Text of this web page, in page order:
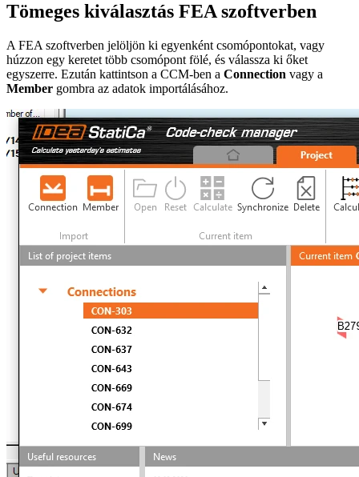
Tömeges kiválasztás FEA szoftverben
A FEA szoftverben jelöljön ki egyenként csomópontokat, vagy
húzzon egy keretet több csomópont fölé, és válassza ki őket
egyszerre. Ezután kattintson a CCM-ben a Connection vagy a
Member gombra az adatok importálásához.